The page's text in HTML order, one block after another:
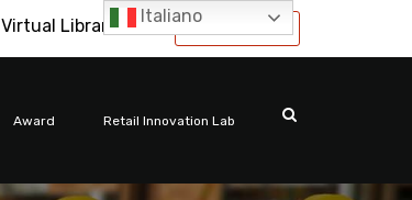
International
Virtual Library
Award Retail Innovation Lab
Italiano